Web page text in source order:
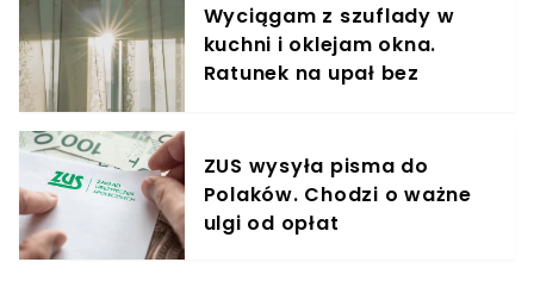
Wyciągam z szuflady w
kuchni i oklejam okna.
Ratunek na upał bez
ZUS wysyła pisma do
Polaków. Chodzi o ważne
ulgi od opłat